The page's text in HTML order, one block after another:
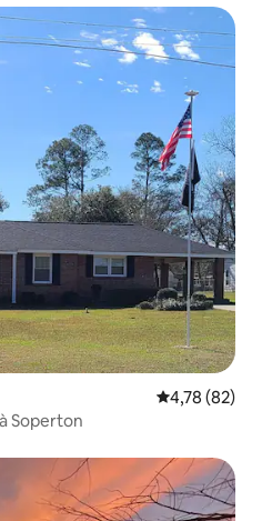
Note
4,78 (82)
Soperton